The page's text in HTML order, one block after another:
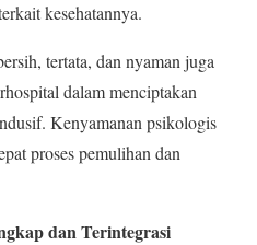
kesehatannya.
tertata, dan nyaman juga
dalam menciptakan
Kenyamanan psikologis
proses pemulihan dan
dan Terintegrasi